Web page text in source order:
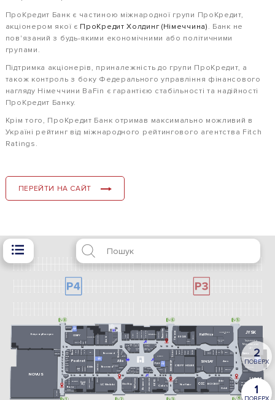
ПроКредит Банк є частиною міжнародної групи ПроКредит,
акціонером якої є ПроКредит Холдинг (Німеччина) . Банк не
пов'язаний з будь-якими економічними або політичними
групами.
Підтримка акціонерів, приналежність до групи ПроКредит, а
також контроль з боку Федерального управління фінансового
нагляду Німеччини BaFin є гарантією стабільності та надійності
ПроКредит Банку.
Крім того, ПроКредит Банк отримав максимально можливий в
Україні рейтинг від міжнародного рейтингового агентства Fitch
Ratings.
ПЕРЕЙТИ НА САЙТ